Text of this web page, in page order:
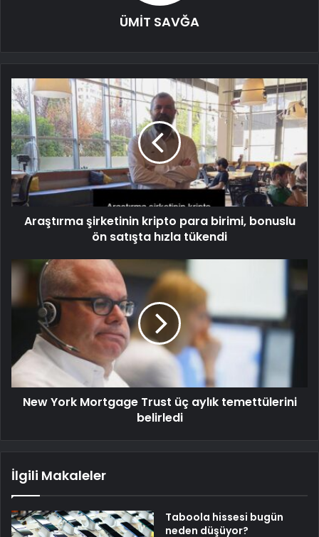
ÜMİT SAVĞA
Araştırma şirketinin kripto para birimi, bonuslu
ön satışta hızla tükendi
New York Mortgage Trust üç aylık temettülerini
belirledi
İlgili Makaleler
Taboola hissesi bugün
neden düşüyor?